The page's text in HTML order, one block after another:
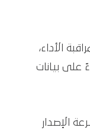
الأداء،
على بيانات
الإصدار